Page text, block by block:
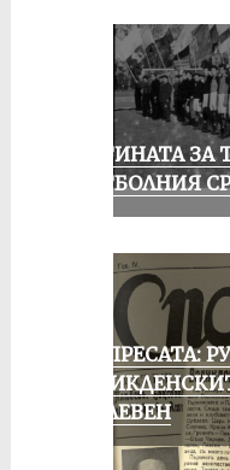
ИСТИНАТА ЗА
ФУТБОЛНИЯ
ОТ ПРЕСАТА:
В ПЛЕВЕН